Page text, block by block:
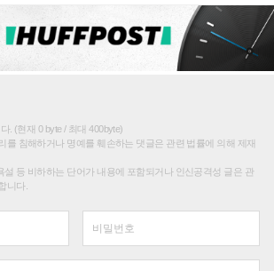
. (현재 0 byte / 최대 400byte)
를 침해하거나 명예를 훼손하는 댓글은 관련 법률에 의해 제재
설 등 비하하는 단어가 내용에 포함되거나 인신공격성 글은 관
니다.